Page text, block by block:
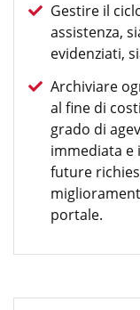
Gestire il
assistenza,
evidenziati,
Archiviare
al fine di
grado di
immediata e
future
portale.